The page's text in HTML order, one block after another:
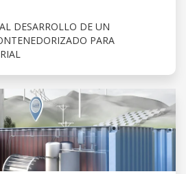
DESARROLLO DE UN
PARA